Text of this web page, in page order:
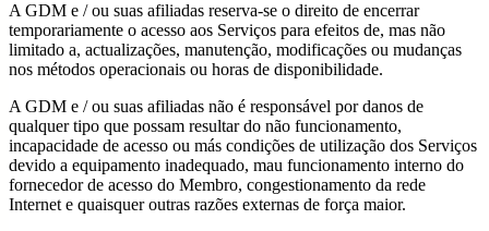
A GDM e / ou suas afiliadas reserva-se o direito de encerrar
temporariamente o acesso aos Serviços para efeitos de, mas não
limitado a, actualizações, manutenção, modificações ou mudanças
nos métodos operacionais ou horas de disponibilidade.
A GDM e / ou suas afiliadas não é responsável por danos de
qualquer tipo que possam resultar do não funcionamento,
incapacidade de acesso ou más condições de utilização dos Serviços
devido a equipamento inadequado, mau funcionamento interno do
fornecedor de acesso do Membro, congestionamento da rede
Internet e quaisquer outras razões externas de força maior.